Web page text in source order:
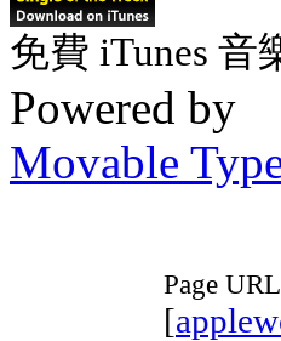
免費 iTunes 音
Powered by
Movable
Page
[